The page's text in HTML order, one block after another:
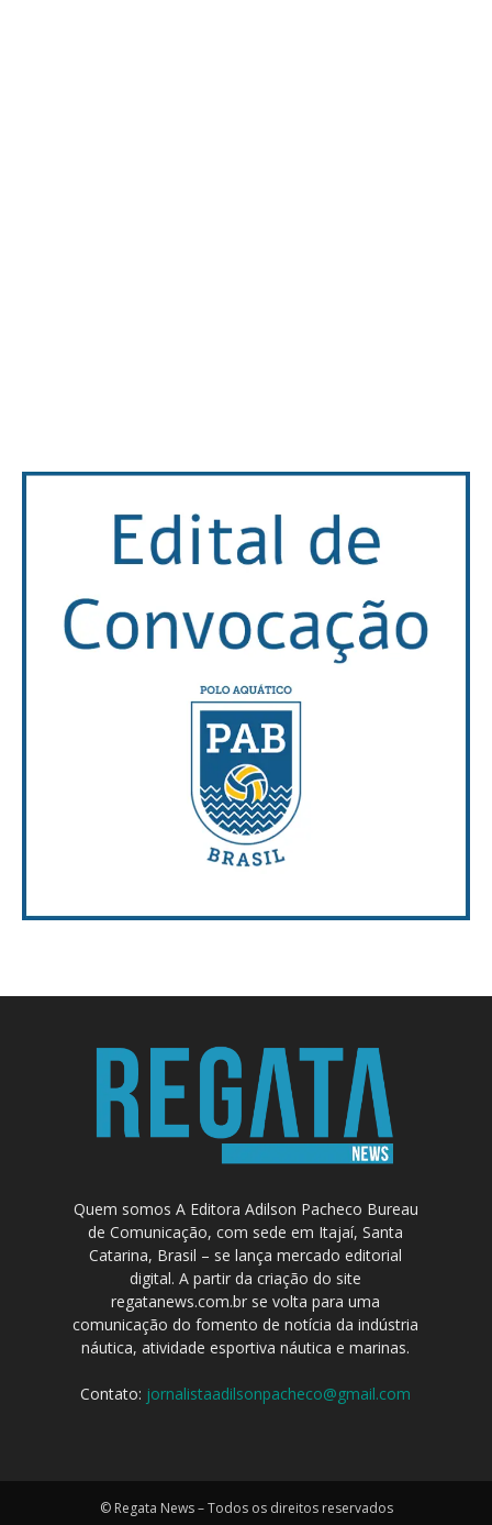
Quem somos A Editora Adilson Pacheco Bureau
de Comunicação, com sede em Itajaí, Santa
Catarina, Brasil – se lança mercado editorial
digital. A partir da criação do site
regatanews.com.br se volta para uma
comunicação do fomento de notícia da indústria
náutica, atividade esportiva náutica e marinas.
Contato: jornalistaadilsonpacheco@gmail.com
© Regata News – Todos os direitos reservados